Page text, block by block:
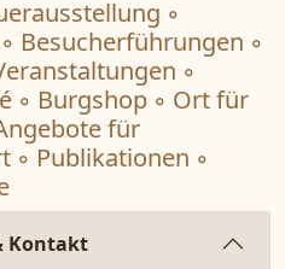
◦
Besucherführungen ◦
◦
◦ Burgshop ◦ Ort für
für
◦ Publikationen ◦
Kontakt